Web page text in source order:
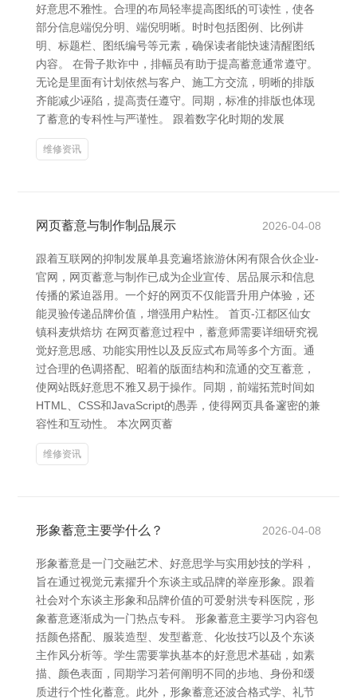
好意思不雅性。合理的布局轻率提高图纸的可读性，使各
部分信息端倪分明、端倪明晰。时时包括图例、比例讲
明、标题栏、图纸编号等元素，确保读者能快速清醒图纸
内容。 在骨子欺诈中，排幅员有助于提高蓄意通常遵守。
无论是里面有计划依然与客户、施工方交流，明晰的排版
齐能减少诬陷，提高责任遵守。同期，标准的排版也体现
了蓄意的专科性与严谨性。 跟着数字化时期的发展
维修资讯
网页蓄意与制作制品展示 2026-04-08
跟着互联网的抑制发展单县竞遍塔旅游休闲有限合伙企业-
官网，网页蓄意与制作已成为企业宣传、居品展示和信息
传播的紧迫器用。一个好的网页不仅能晋升用户体验，还
能灵验传递品牌价值，增强用户粘性。 首页-江都区仙女
镇科麦烘焙坊 在网页蓄意过程中，蓄意师需要详细研究视
觉好意思感、功能实用性以及反应式布局等多个方面。通
过合理的色调搭配、昭着的版面结构和流通的交互蓄意，
使网站既好意思不雅又易于操作。同期，前端拓荒时间如
HTML、CSS和JavaScript的愚弄，使得网页具备邃密的兼
容性和互动性。 本次网页蓄
维修资讯
形象蓄意主要学什么？ 2026-04-08
形象蓄意是一门交融艺术、好意思学与实用妙技的学科，
旨在通过视觉元素擢升个东谈主或品牌的举座形象。跟着
社会对个东谈主形象和品牌价值的可爱射洪专科医院，形
象蓄意逐渐成为一门热点专科。 形象蓄意主要学习内容包
括颜色搭配、服装造型、发型蓄意、化妆技巧以及个东谈
主作风分析等。学生需要掌执基本的好意思术基础，如素
描、颜色表面，同期学习若何阐明不同的步地、身份和缓
质进行个性化蓄意。此外，形象蓄意还波合格式学、礼节